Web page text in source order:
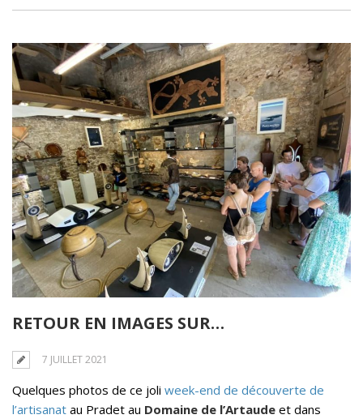
RETOUR EN IMAGES SUR…
7 JUILLET 2021
Quelques photos de ce joli week-end de découverte de
l’artisanat au Pradet au Domaine de l’Artaude et dans